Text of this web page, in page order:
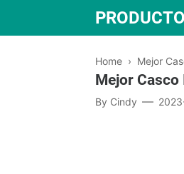
Home › Mejor
Mejor
By Cindy